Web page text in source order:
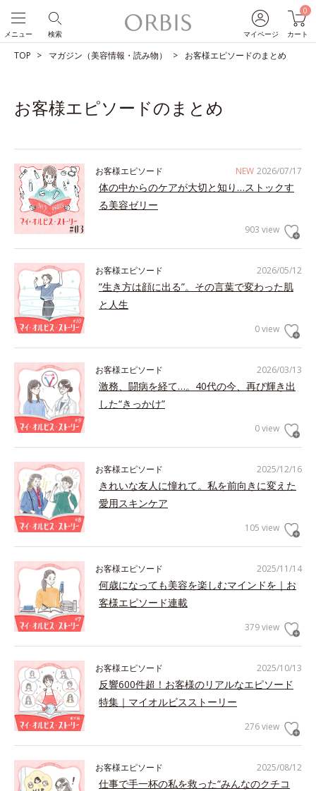
マイページ
0
カート
検索
メニュー
TOP マガジン（美容情報・読み物） お客様エピソードのまとめ
お客様エピソードのまとめ
NEW 2026/07/17
お客様エピソード
体の中からのケアが大切と知り…ストックす
る美容ゼリー
903 view
2026/05/12
お客様エピソード
”生き方は顔に出る”。その言葉で変わった肌
と人生
0 view
2026/03/13
お客様エピソード
激務、闘病を経て…。40代の今、再び輝き出
した“きっかけ”
0 view
2025/12/16
お客様エピソード
きれいな友人に憧れて。私を前向きに変えた
愛用スキンケア
105 view
2025/11/14
お客様エピソード
何歳になっても美容を楽しむマインドを｜お
客様エピソード連載
379 view
2025/10/13
お客様エピソード
反響600件超！お客様のリアルなエピソード
特集｜マイオルビスストーリー
276 view
2025/08/12
お客様エピソード
仕事で手一杯の私を救った“みんなのクチコ